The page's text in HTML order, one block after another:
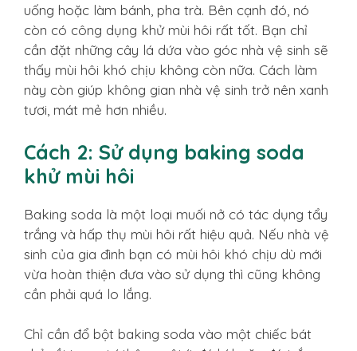
uống hoặc làm bánh, pha trà. Bên cạnh đó, nó
còn có công dụng khử mùi hôi rất tốt. Bạn chỉ
cần đặt những cây lá dứa vào góc nhà vệ sinh sẽ
thấy mùi hôi khó chịu không còn nữa. Cách làm
này còn giúp không gian nhà vệ sinh trở nên xanh
tươi, mát mẻ hơn nhiều.
Cách 2: Sử dụng baking soda
khử mùi hôi
Baking soda là một loại muối nở có tác dụng tẩy
trắng và hấp thụ mùi hôi rất hiệu quả. Nếu nhà vệ
sinh của gia đình bạn có mùi hôi khó chịu dù mới
vừa hoàn thiện đưa vào sử dụng thì cũng không
cần phải quá lo lắng.
Chỉ cần đổ bột baking soda vào một chiếc bát